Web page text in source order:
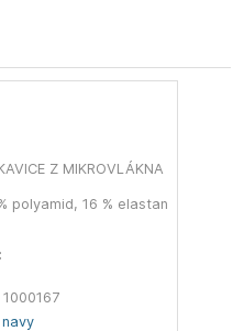
Z MIKROVLÁKNA
polyamid, 16 % elastan
1000167